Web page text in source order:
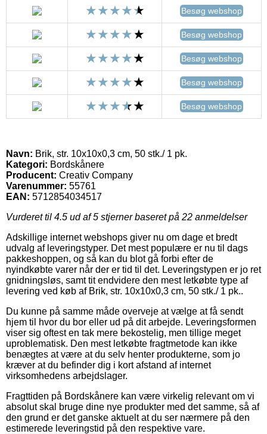
Besøg webshop
Besøg webshop
Besøg webshop
Besøg webshop
Besøg webshop
Navn: Brik, str. 10x10x0,3 cm, 50 stk./ 1 pk.
Kategori: Bordskånere
Producent: Creativ Company
Varenummer: 55761
EAN: 5712854034517
Vurderet til 4.5 ud af 5 stjerner baseret på 22 anmeldelser
Adskillige internet webshops giver nu om dage et bredt
udvalg af leveringstyper. Det mest populære er nu til dags
pakkeshoppen, og så kan du blot gå forbi efter de
nyindkøbte varer når der er tid til det. Leveringstypen er jo ret
gnidningsløs, samt tit endvidere den mest letkøbte type af
levering ved køb af Brik, str. 10x10x0,3 cm, 50 stk./ 1 pk..
Du kunne på samme måde overveje at vælge at få sendt
hjem til hvor du bor eller ud på dit arbejde. Leveringsformen
viser sig oftest en tak mere bekostelig, men tillige meget
uproblematisk. Den mest letkøbte fragtmetode kan ikke
benægtes at være at du selv henter produkterne, som jo
kræver at du befinder dig i kort afstand af internet
virksomhedens arbejdslager.
Fragttiden på Bordskånere kan være virkelig relevant om vi
absolut skal bruge dine nye produkter med det samme, så af
den grund er det ganske aktuelt at du ser nærmere på den
estimerede leveringstid på den respektive vare.